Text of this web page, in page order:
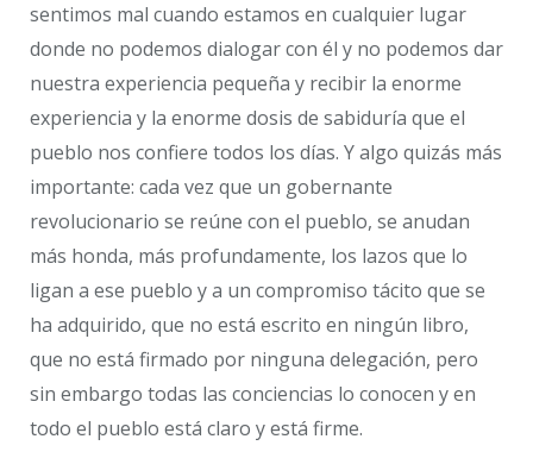
sentimos mal cuando estamos en cualquier lugar
donde no podemos dialogar con él y no podemos dar
nuestra experiencia pequeña y recibir la enorme
experiencia y la enorme dosis de sabiduría que el
pueblo nos confiere todos los días. Y algo quizás más
importante: cada vez que un gobernante
revolucionario se reúne con el pueblo, se anudan
más honda, más profundamente, los lazos que lo
ligan a ese pueblo y a un compromiso tácito que se
ha adquirido, que no está escrito en ningún libro,
que no está firmado por ninguna delegación, pero
sin embargo todas las conciencias lo conocen y en
todo el pueblo está claro y está firme.